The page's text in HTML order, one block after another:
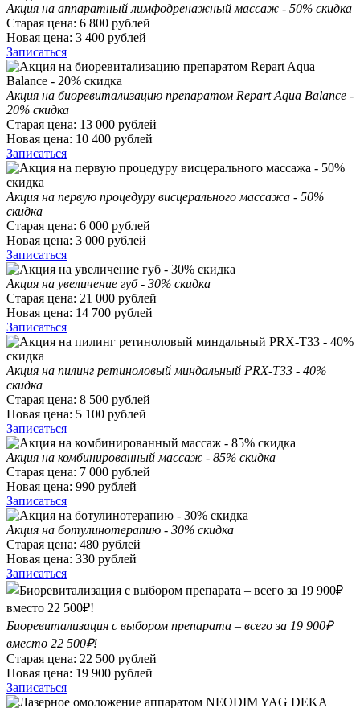
Акция на аппаратный лимфодренажный массаж - 50% скидка
Старая цена: 6 800 рублей
Новая цена: 3 400 рублей
Записаться
Акция на биоревитализацию препаратом Repart Aqua Balance -
20% скидка
Старая цена: 13 000 рублей
Новая цена: 10 400 рублей
Записаться
Акция на первую процедуру висцерального массажа - 50%
скидка
Старая цена: 6 000 рублей
Новая цена: 3 000 рублей
Записаться
Акция на увеличение губ - 30% скидка
Старая цена: 21 000 рублей
Новая цена: 14 700 рублей
Записаться
Акция на пилинг ретиноловый миндальный PRX-T33 - 40%
скидка
Старая цена: 8 500 рублей
Новая цена: 5 100 рублей
Записаться
Акция на комбинированный массаж - 85% скидка
Старая цена: 7 000 рублей
Новая цена: 990 рублей
Записаться
Акция на ботулинотерапию - 30% скидка
Старая цена: 480 рублей
Новая цена: 330 рублей
Записаться
Биоревитализация с выбором препарата – всего за 19 900₽
вместо 22 500₽!
Старая цена: 22 500 рублей
Новая цена: 19 900 рублей
Записаться